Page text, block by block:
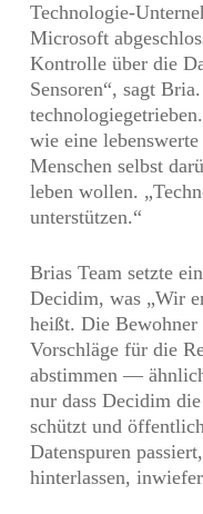
Technologie-
Microsoft
Kontrolle über die
Sensoren“, sagt
wie eine
Menschen selbst
leben wollen.
unterstützen.“
Brias Team setzte
Decidim, was „Wir
heißt. Die Bewohner
Vorschläge für die
abstimmen —
nur dass Decidim
schützt und
Datenspuren
hinterlassen,